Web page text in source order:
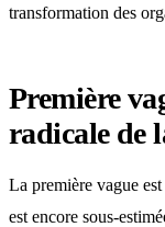
transformation des
Première
radicale de
La première vague
est encore sous-